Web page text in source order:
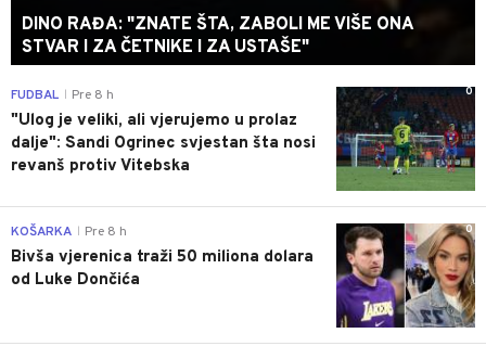
DINO RAĐA: "ZNATE ŠTA, ZABOLI ME VIŠE ONA
STVAR I ZA ČETNIKE I ZA USTAŠE"
0
FUDBAL Pre 8 h
"Ulog je veliki, ali vjerujemo u prolaz
dalje": Sandi Ogrinec svjestan šta nosi
revanš protiv Vitebska
0
KOŠARKA Pre 8 h
Bivša vjerenica traži 50 miliona dolara
od Luke Dončića